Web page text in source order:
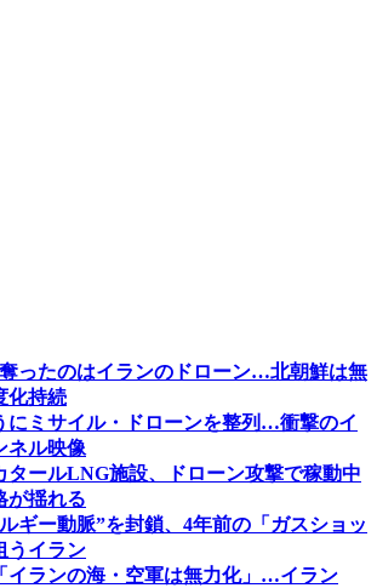
ったのはイランのドローン…北朝鮮は無
化持続
にミサイル・ドローンを整列…衝撃のイ
ネル映像
タールLNG施設、ドローン攻撃で稼動中
が揺れる
ギー動脈”を封鎖、4年前の「ガスショッ
うイラン
イランの海・空軍は無力化」…イラン